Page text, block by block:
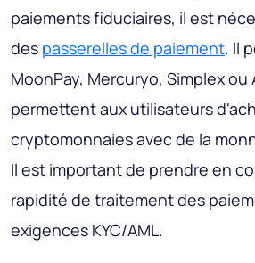
paiements fiduciaires, il est
des passerelles de paiement. Il
MoonPay, Mercuryo, Simplex ou
permettent aux utilisateurs
cryptomonnaies avec de la
Il est important de prendre en
rapidité de traitement des
exigences KYC/AML.